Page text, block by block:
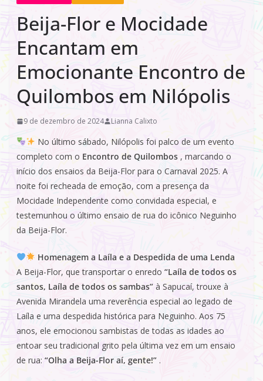
Beija-Flor e Mocidade
Encantam em
Emocionante Encontro de
Quilombos em Nilópolis
9 de dezembro de 2024 Lianna Calixto
No último sábado, Nilópolis foi palco de um evento
completo com o Encontro de Quilombos , marcando o
início dos ensaios da Beija-Flor para o Carnaval 2025. A
noite foi recheada de emoção, com a presença da
Mocidade Independente como convidada especial, e
testemunhou o último ensaio de rua do icônico Neguinho
da Beija-Flor.
Homenagem a Laíla e a Despedida de uma Lenda
A Beija-Flor, que transportar o enredo “Laíla de todos os
santos, Laíla de todos os sambas” à Sapucaí, trouxe à
Avenida Mirandela uma reverência especial ao legado de
Laíla e uma despedida histórica para Neguinho. Aos 75
anos, ele emocionou sambistas de todas as idades ao
entoar seu tradicional grito pela última vez em um ensaio
de rua: “Olha a Beija-Flor aí, gente!” .